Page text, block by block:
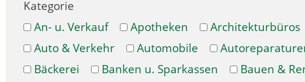
Kategorie
An- u. Verkauf
Apotheken Architekturbüros
Auto & Verkehr
Automobile
Bäckerei
Banken u. Sparkassen Bauen &